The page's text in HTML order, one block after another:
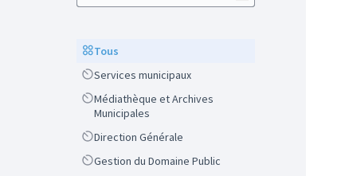
ScopeTous
ScopeServices municipaux
Scope
Médiathèque et Archives
Municipales
ScopeDirection Générale
ScopeGestion du Domaine Public